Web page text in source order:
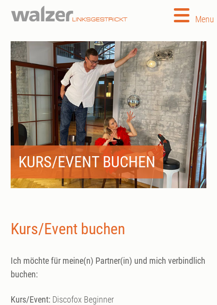
Menu
KURS/EVENT BUCHEN
Kurs/Event buchen
Ich möchte für meine(n) Partner(in) und mich verbindlich
buchen:
Kurs/Event: Discofox Beginner